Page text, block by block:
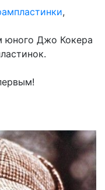
,
юного Джо Кокера